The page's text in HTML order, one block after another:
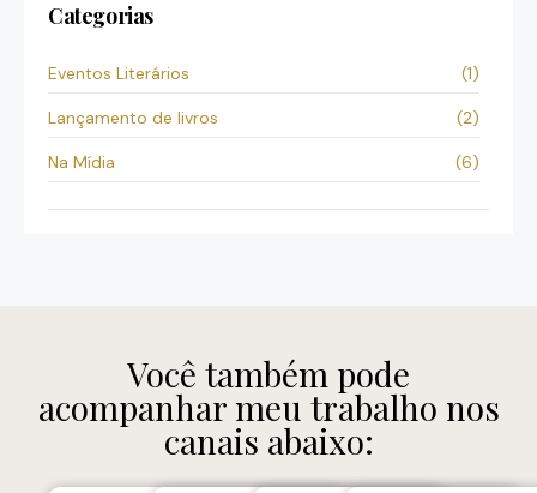
Categorias
Eventos Literários (1)
Lançamento de livros (2)
Na Mídia (6)
Você também pode
acompanhar meu trabalho nos
canais abaixo: